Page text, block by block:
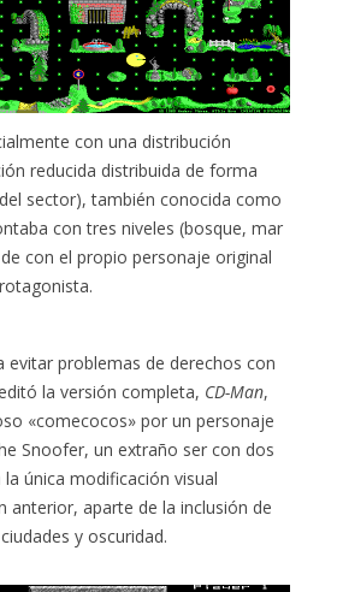
con una distribución
reducida distribuida de forma
sector), también conocida como
con tres niveles (bosque, mar
con el propio personaje original
evitar problemas de derechos con
la versión completa, CD-Man,
«comecocos» por un personaje
Snoofer, un extraño ser con dos
única modificación visual
anterior, aparte de la inclusión de
y oscuridad.